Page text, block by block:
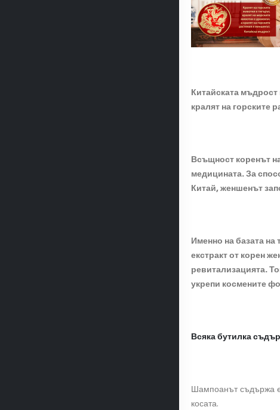
Китайската мъдрост
кралят на горските
Всъщност коренът
медицината. За
Китай, женшенът
Именно на базата
екстракт от корен
ревитализацията.
укрепи космените
Всяка бутилка
Шампоанът съдържа
косата.